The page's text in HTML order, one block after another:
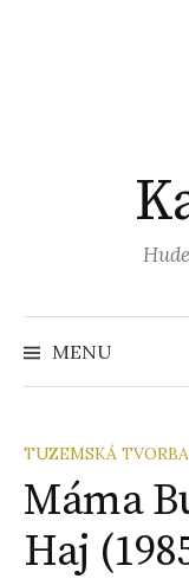
MENU
TUZEMSKÁ TVORBA
Máma
Haj